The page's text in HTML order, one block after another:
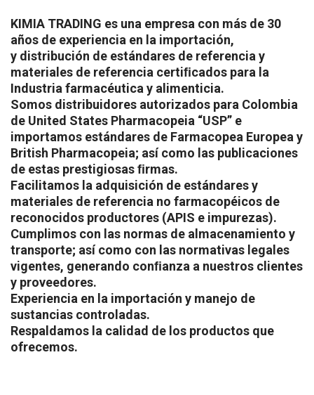
KIMIA TRADING es una empresa con más de 30
años de experiencia en la importación,
y distribución de estándares de referencia y
materiales de referencia certiﬁcados para la
Industria farmacéutica y alimenticia.
Somos distribuidores autorizados para Colombia
de United States Pharmacopeia “USP” e
importamos estándares de Farmacopea Europea y
British Pharmacopeia; así como las publicaciones
de estas prestigiosas ﬁrmas.
Facilitamos la adquisición de estándares y
materiales de referencia no farmacopéicos de
reconocidos productores (APIS e impurezas).
Cumplimos con las normas de almacenamiento y
transporte; así como con las normativas legales
vigentes, generando conﬁanza a nuestros clientes
y proveedores.
Experiencia en la importación y manejo de
sustancias controladas.
Respaldamos la calidad de los productos que
ofrecemos.